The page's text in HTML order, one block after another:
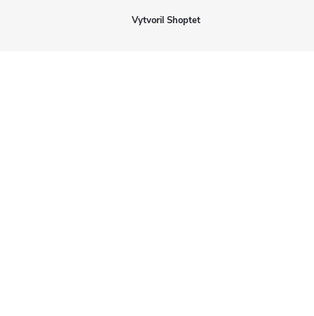
Vytvoril Shoptet